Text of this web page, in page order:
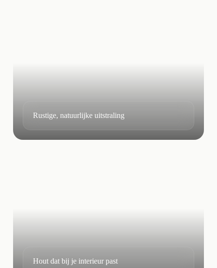
Rustige, natuurlijke uitstraling
Hout dat bij je interieur past